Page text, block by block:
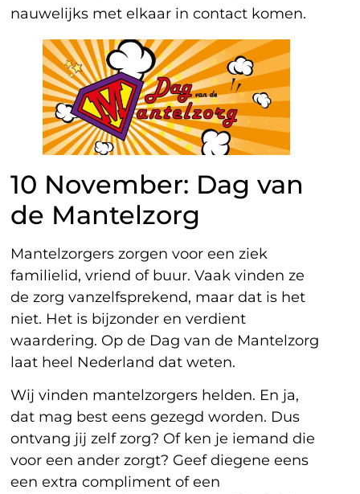
nauwelijks met elkaar in contact komen.
10 November: Dag van
de Mantelzorg
Mantelzorgers zorgen voor een ziek
familielid, vriend of buur. Vaak vinden ze
de zorg vanzelfsprekend, maar dat is het
niet. Het is bijzonder en verdient
waardering. Op de Dag van de Mantelzorg
laat heel Nederland dat weten.
Wij vinden mantelzorgers helden. En ja,
dat mag best eens gezegd worden. Dus
ontvang jij zelf zorg? Of ken je iemand die
voor een ander zorgt? Geef diegene eens
een extra compliment of een